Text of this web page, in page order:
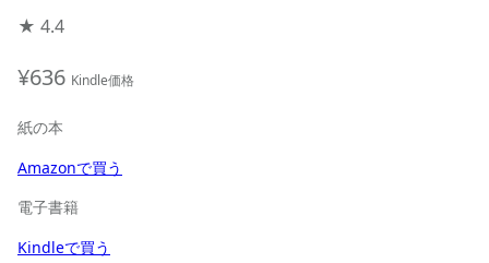
★ 4.4
¥636 Kindle価格
紙の本
Amazonで買う
電子書籍
Kindleで買う